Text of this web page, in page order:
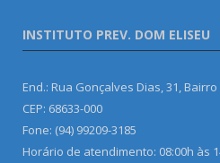
INSTITUTO PREV. DOM ELISEU
End.: Rua Gonçalves Dias, 31,
CEP: 68633-000
Fone: (94) 99209-3185
Horário de atendimento: 08:00h às